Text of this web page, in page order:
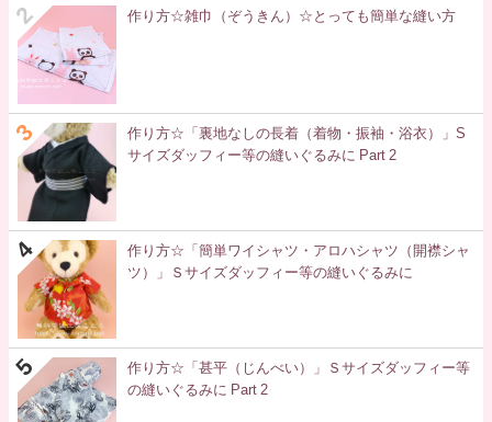
作り方☆雑巾（ぞうきん）☆とっても簡単な縫い方
作り方☆「裏地なしの長着（着物・振袖・浴衣）」S
サイズダッフィー等の縫いぐるみに Part 2
作り方☆「簡単ワイシャツ・アロハシャツ（開襟シャ
ツ）」Ｓサイズダッフィー等の縫いぐるみに
作り方☆「甚平（じんべい）」Ｓサイズダッフィー等
の縫いぐるみに Part 2